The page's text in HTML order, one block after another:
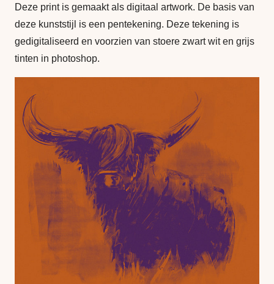
Deze print is gemaakt als digitaal artwork. De basis van
deze kunststijl is een pentekening. Deze tekening is
gedigitaliseerd en voorzien van stoere zwart wit en grijs
tinten in photoshop.